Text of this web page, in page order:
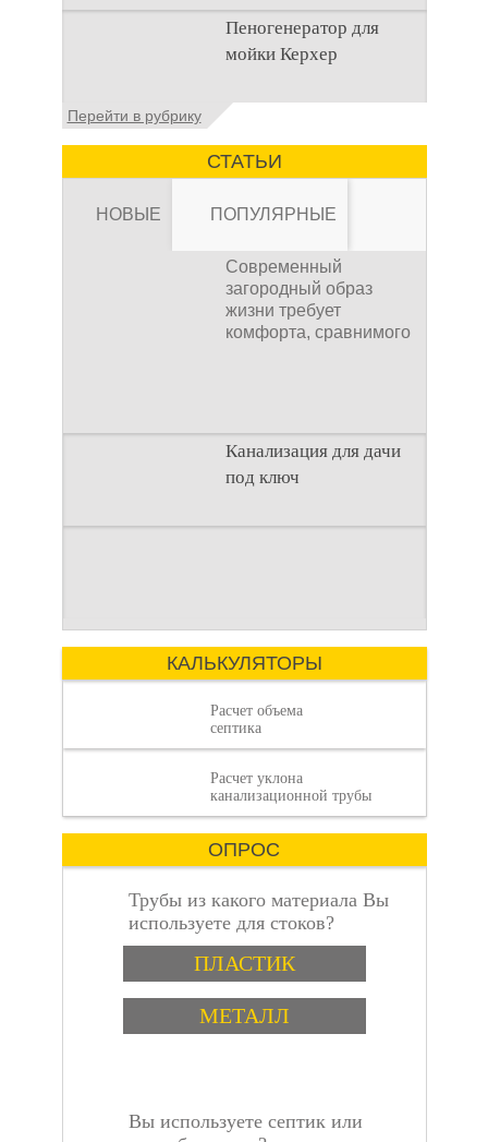
Общие сведения о
мойках высокого
давления Мойка
это моечное
Пеногенератор для
мойки Керхер
Общие сведения
мойки керхер – это
устройство высокого
Перейти в рубрику
СТАТЬИ
НОВЫЕ ПОПУЛЯРНЫЕ
Современный
загородный образ
жизни требует
комфорта, сравнимого
Канализация для дачи
под ключ
Современный
отсутствие
инструкция
где каждая деталь
имеет значение.
КАЛЬКУЛЯТОРЫ
Расчет объема
септика
Расчет уклона
канализационной трубы
ОПРОС
Трубы из какого материала Вы
используете для стоков?
ВариантыПЛАСТИК
МЕТАЛЛ
Вы используете септик или